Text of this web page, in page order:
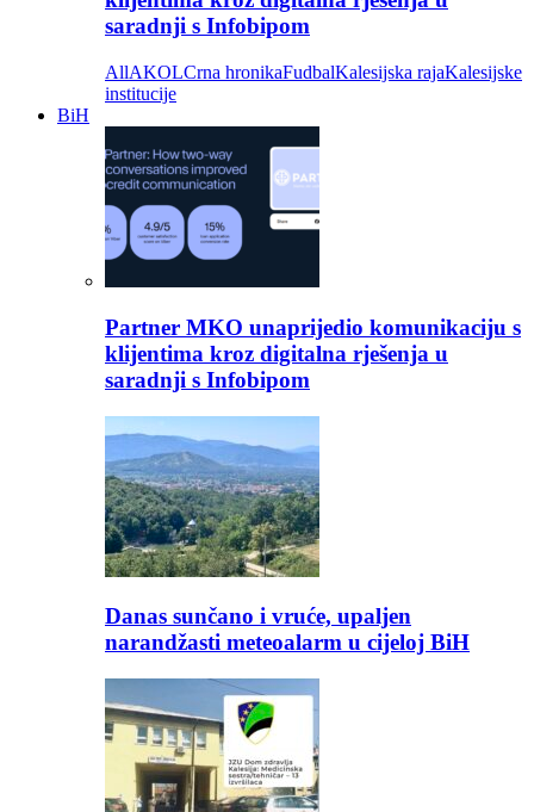
saradnji s Infobipom
AllAKOLCrna hronikaFudbalKalesijska rajaKalesijske
institucije
BiH
Partner MKO unaprijedio komunikaciju s
klijentima kroz digitalna rješenja u
saradnji s Infobipom
Danas sunčano i vruće, upaljen
narandžasti meteoalarm u cijeloj BiH